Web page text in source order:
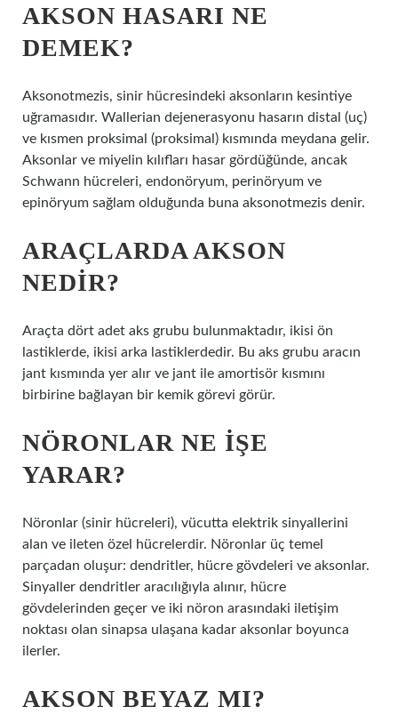
AKSON HASARI NE
DEMEK?
Aksonotmezis, sinir hücresindeki aksonların kesintiye
uğramasıdır. Wallerian dejenerasyonu hasarın distal (uç)
ve kısmen proksimal (proksimal) kısmında meydana gelir.
Aksonlar ve miyelin kılıfları hasar gördüğünde, ancak
Schwann hücreleri, endonöryum, perinöryum ve
epinöryum sağlam olduğunda buna aksonotmezis denir.
ARAÇLARDA AKSON
NEDIR?
Araçta dört adet aks grubu bulunmaktadır, ikisi ön
lastiklerde, ikisi arka lastiklerdedir. Bu aks grubu aracın
jant kısmında yer alır ve jant ile amortisör kısmını
birbirine bağlayan bir kemik görevi görür.
NÖRONLAR NE IŞE
YARAR?
Nöronlar (sinir hücreleri), vücutta elektrik sinyallerini
alan ve ileten özel hücrelerdir. Nöronlar üç temel
parçadan oluşur: dendritler, hücre gövdeleri ve aksonlar.
Sinyaller dendritler aracılığıyla alınır, hücre
gövdelerinden geçer ve iki nöron arasındaki iletişim
noktası olan sinapsa ulaşana kadar aksonlar boyunca
ilerler.
AKSON BEYAZ MI?